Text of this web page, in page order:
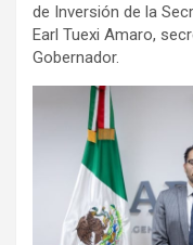
de Inversión de la
Earl Tuexi Amaro,
Gobernador.